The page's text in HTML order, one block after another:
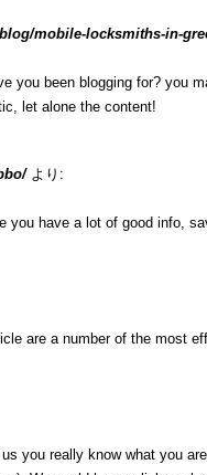
mobile-locksmiths-in-
you been blogging for? you
let alone the content!
より:
you have a lot of good info,
are a number of the most
you really know what you